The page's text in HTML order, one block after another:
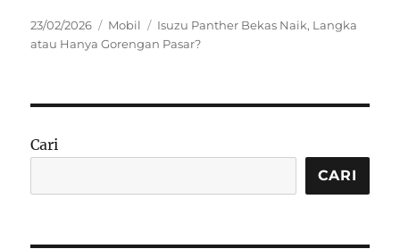
P
o
o
n
23/02/2026
C
a
i
s
Mobil
T
a
Isuzu Panther Bekas Naik, Langka
atau Hanya Gorengan Pasar?
Cari
CARI